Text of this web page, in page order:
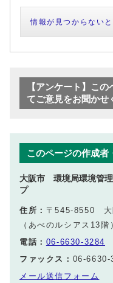
情報が見つからない
【アンケート】この
てご意見をお聞かせ
このページの作成者
大阪市 環境局環境管
プ
住所： 〒545-8550 大
（あべのルシアス13階
電話： 06-6630-3284
ファックス： 06-6630-
メール送信フォーム